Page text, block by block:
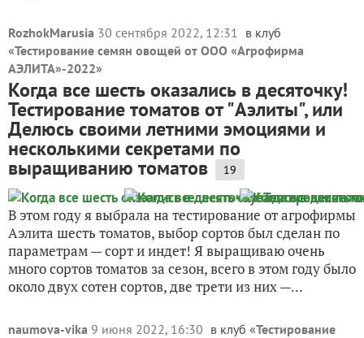
RozhokMarusia 30 сентября 2022, 12:31 в клуб
«Тестирование семян овощей от ООО «Агрофирма
АЭЛИТА»-2022»
Когда все шесть оказались в десяточку!
Тестирование томатов от "Аэлиты", или
Делюсь своими летними эмоциями и
несколькими секретами по
выращиванию томатов 19
В этом году я выбрала на тестирование от агрофирмы
Аэлита шесть томатов, выбор сортов был сделан по
параметрам — сорт и индет! Я выращиваю очень
много сортов томатов за сезон, всего в этом году было
около двух сотен сортов, две трети из них —...
naumova-vika 9 июня 2022, 16:30 в клуб «Тестирование